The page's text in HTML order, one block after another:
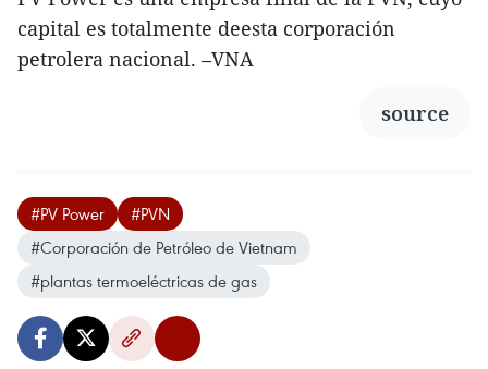
capital es totalmente deesta corporación
petrolera nacional. –VNA
source
#PV Power
#PVN
#Corporación de Petróleo de Vietnam
#plantas termoeléctricas de gas